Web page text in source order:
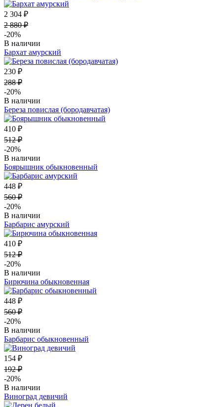
2 304 ₽
2 880 ₽
-20%
В наличии
Бархат амурский
230 ₽
288 ₽
-20%
В наличии
Береза повислая (бородавчатая)
410 ₽
512 ₽
-20%
В наличии
Боярышник обыкновенный
448 ₽
560 ₽
-20%
В наличии
Барбарис амурский
410 ₽
512 ₽
-20%
В наличии
Бирючина обыкновенная
448 ₽
560 ₽
-20%
В наличии
Барбарис обыкновенный
154 ₽
192 ₽
-20%
В наличии
Виноград девичий